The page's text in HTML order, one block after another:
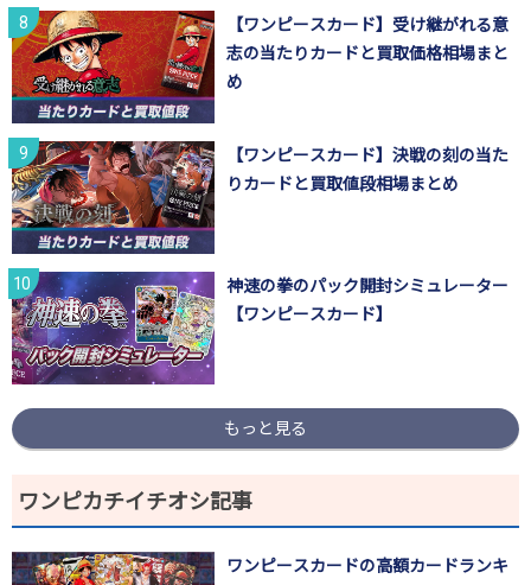
【ワンピースカード】受け継がれる意
志の当たりカードと買取価格相場まと
め
【ワンピースカード】決戦の刻の当た
りカードと買取値段相場まとめ
神速の拳のパック開封シミュレーター
【ワンピースカード】
もっと見る
ワンピカチイチオシ記事
ワンピースカードの高額カードランキ